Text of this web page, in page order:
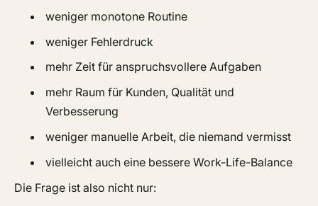
weniger monotone Routine
weniger Fehlerdruck
mehr Zeit für anspruchsvollere Aufgaben
mehr Raum für Kunden, Qualität und
Verbesserung
weniger manuelle Arbeit, die niemand vermisst
vielleicht auch eine bessere Work-Life-Balance
Die Frage ist also nicht nur: